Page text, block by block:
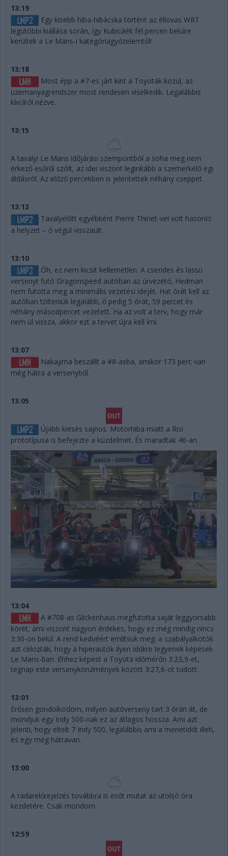
13:19
Egy kisebb hiba-hibácska történt az éllovas WRT
legutóbbi kiállása során, így Kubicáék fél percen belülre
kerültek a Le Mans-i kategóriagyőzelemtől!
13:18
Most épp a #7-es járt kint a Toyoták közül, az
üzemanyagrendszer most rendesen viselkedik. Legalábbis
kívülről nézve.
13:15
A tavalyi Le Mans időjárási szempontból a soha meg nem
érkező esőről szólt, az idei viszont leginkább a szemerkélő égi
áldásról. Az előző percekben is jelentettek néhány cseppet.
13:13
Tavalyelőtt egyébként Pierre Thiriet-vel volt hasonló
a helyzet – ő végül visszaült.
13:10
Óh, ez nem kicsit kellemetlen. A csendes és lassú
versenyt futó Dragonspeed autóban az úrvezető, Hedman
nem futotta meg a minimális vezetési idejét. Hat órát kell az
autóban tölteniük legalább, ő pedig 5 órát, 59 percet és
néhány másodpercet vezetett. Ha az volt a terv, hogy már
nem ül vissza, akkor ezt a tervet újra kell írni.
13:07
Nakajima beszállt a #8-asba, amikor 173 perc van
még hátra a versenyből.
13:05
Újabb kiesés sajnos. Motorhiba miatt a Risi
prototípusa is befejezte a küzdelmet. És maradtak 46-an.
13:04
A #708-as Glickenhaus megfutotta saját leggyorsabb
körét, ami viszont nagyon érdekes, hogy ez még mindig nincs
3:30-on belül. A rend kedvéért említsük meg: a szabályalkotók
azt célozták, hogy a hiperautók ilyen időkre legyenek képesek
Le Mans-ban. Ehhez képest a Toyota időmérőn 3:23,9-et,
tegnap este versenykörülmények között 3:27,6-ot tudott.
13:01
Erősen gondolkodom, milyen autóverseny tart 3 órán át, de
mondjuk egy Indy 500-nak ez az átlagos hossza. Ami azt
jelenti, hogy eltelt 7 Indy 500, legalábbis ami a menetidőt illeti,
és egy még hátravan.
13:00
A radarelőrejelzés továbbra is esőt mutat az utolsó óra
kezdetére. Csak mondom.
12:59